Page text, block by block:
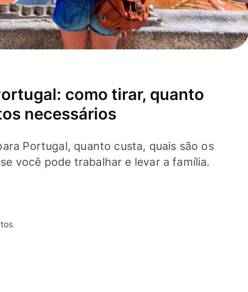
como tirar, quanto
necessários
Portugal, quanto custa, quais são os
você pode trabalhar e levar a família.